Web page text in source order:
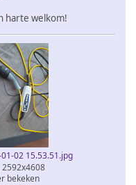
harte welkom!
02 15.53.51.jpg
2592x4608
bekeken